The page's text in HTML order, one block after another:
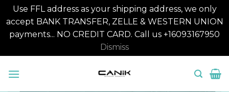
Use FFL address as your shipping address, we only
accept BANK TRANSFER, ZELLE & WESTERN UNION
payments... NO CREDIT CARD. Call us +16093167950
Dismiss